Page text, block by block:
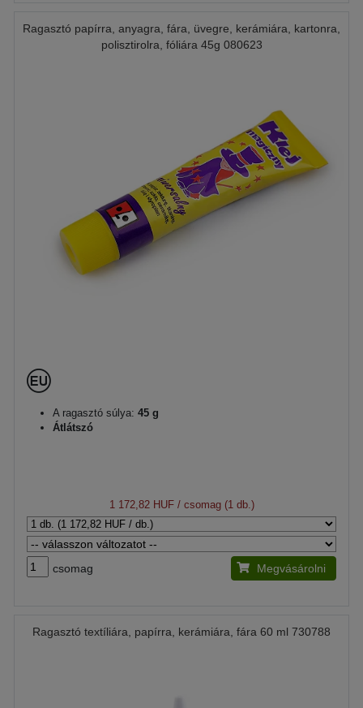
Ragasztó papírra, anyagra, fára, üvegre, kerámiára, kartonra,
polisztirolra, fóliára 45g 080623
A ragasztó súlya: 45 g
Átlátszó
1 172,82 HUF/ csomag (1 db.)
csomag Megvásárolni
Ragasztó textíliára, papírra, kerámiára, fára 60 ml 730788